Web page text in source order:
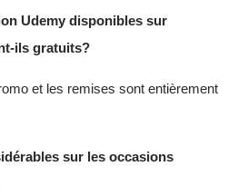
Udemy disponibles sur
ils gratuits?
et les remises sont entièrement
sur les occasions